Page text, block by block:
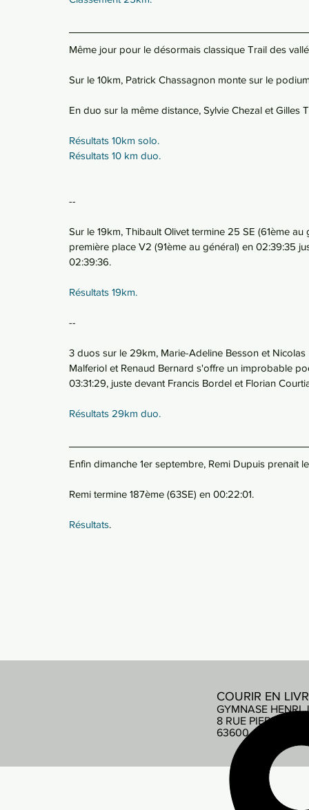
Même jour pour le désormais classique Trail des
Sur le 10km, Patrick Chassagnon monte sur le
En duo sur la même distance, Sylvie Chezal et Gilles
Résultats 10km solo.
Résultats 10 km duo.
--
Sur le 19km, Thibault Olivet termine 25 SE (61ème
première place V2 (91ème au général) en 02:39:35
02:39:36.
Résultats 19km.
--
3 duos sur le 29km, Marie-Adeline Besson et
Malferiol et Renaud Bernard s'offre un improbable
03:31:29, juste devant Francis Bordel et Florian
Résultats 29km duo.
Enfin dimanche 1er septembre, Remi Dupuis
Remi termine 187ème (63SE) en 00:22:01.
Résultats.
COURIR EN
GYMNASE HENRI
8 RUE PIERRE DE
63600 AMBERT